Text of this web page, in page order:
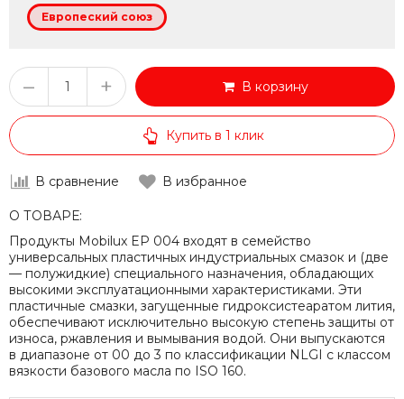
Европеский союз
– + В корзину
Купить в 1 клик
В сравнение В избранное
О ТОВАРЕ:
Продукты Mobilux EP 004 входят в семейство
универсальных пластичных индустриальных смазок и (две
— полужидкие) специального назначения, обладающих
высокими эксплуатационными характеристиками. Эти
пластичные смазки, загущенные гидроксистеаратом лития,
обеспечивают исключительно высокую степень защиты от
износа, ржавления и вымывания водой. Они выпускаются
в диапазоне от 00 до 3 по классификации NLGI с классом
вязкости базового масла по ISO 160.